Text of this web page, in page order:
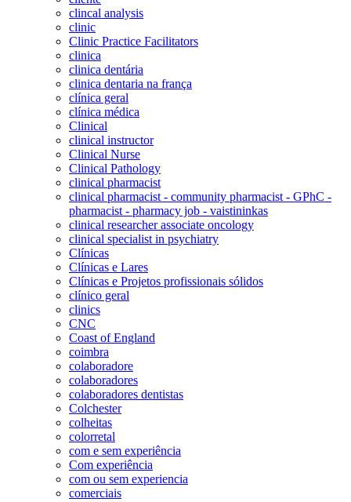
clincal analysis
clinic
Clinic Practice Facilitators
clinica
clinica dentária
clinica dentaria na frança
clínica geral
clínica médica
Clinical
clinical instructor
Clinical Nurse
Clinical Pathology
clinical pharmacist
clinical pharmacist - community pharmacist - GPhC -
pharmacist - pharmacy job - vaistininkas
clinical researcher associate oncology
clinical specialist in psychiatry
Clínicas
Clínicas e Lares
Clínicas e Projetos profissionais sólidos
clínico geral
clinics
CNC
Coast of England
coimbra
colaboradore
colaboradores
colaboradores dentistas
Colchester
colheitas
colorretal
com e sem experiência
Com experiência
com ou sem experiencia
comerciais